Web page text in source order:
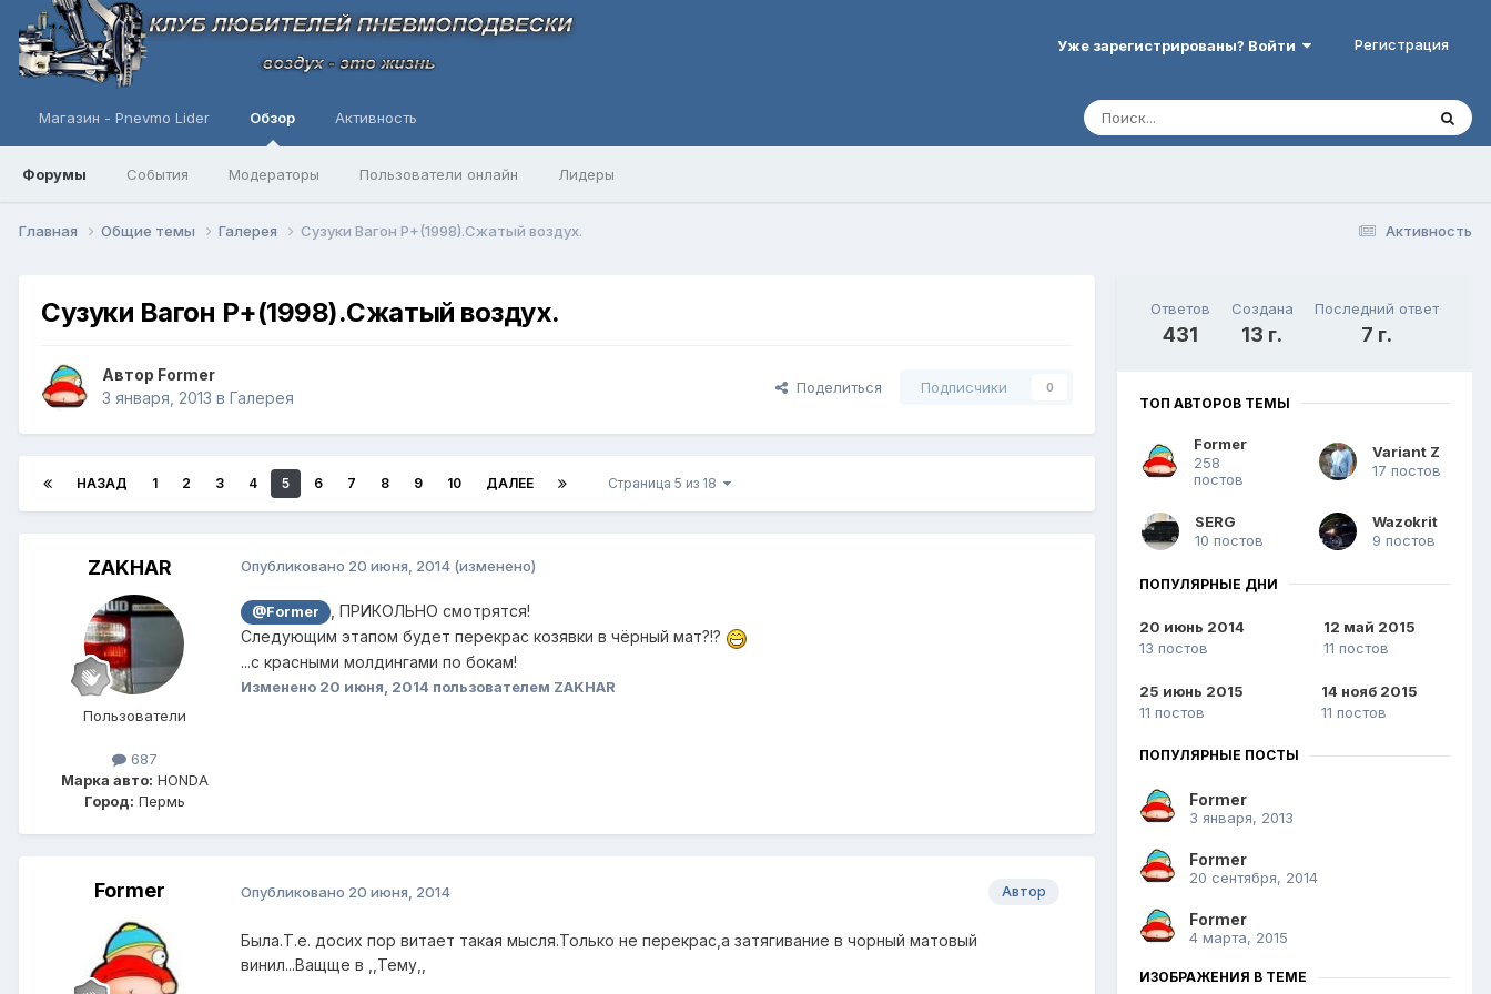
Уже зарегистрированы? Войти Регистрация
Магазин - Pnevmo Lider Обзор
Форумы События Модераторы Пользователи онлайн Лидеры
Активность
Активность
Главная Общие темы Галерея Сузуки Вагон Р+(1998).Сжатый воздух.
Сузуки Вагон Р+(1998).Сжатый воздух.
Автор Former
3 января, 2013 в Галерея
Поделиться Подписчики 0
НАЗАД 1 2 3 4 5 6 7 8 9 10 ДАЛЕЕ Страница 5 из 18
ZAKHAR
Пользователи
687
Марка авто: HONDA
Город: Пермь
Опубликовано 20 июня, 2014 (изменено)
@Former
, ПРИКОЛЬНО смотрятся!
Следующим этапом будет перекрас козявки в чёрный мат?!?
...с красными молдингами по бокам!
Изменено 20 июня, 2014 пользователем ZAKHAR
Former Автор
Опубликовано 20 июня, 2014
Была.Т.е. досих пор витает такая мысля.Только не перекрас,а затягивание в чорный матовый
винил...Ващще в ,,Тему,,
Ответов
431
Создана
13 г.
Последний ответ
7 г.
ТОП АВТОРОВ ТЕМЫ
Former
258
постов
Variant Z
17 постов
SERG
10 постов
Wazokrit
9 постов
ПОПУЛЯРНЫЕ ДНИ
20 июнь 2014
13 постов
12 май 2015
11 постов
25 июнь 2015
11 постов
14 нояб 2015
11 постов
ПОПУЛЯРНЫЕ ПОСТЫ
Former
3 января, 2013
Former
20 сентября, 2014
Former
4 марта, 2015
ИЗОБРАЖЕНИЯ В ТЕМЕ